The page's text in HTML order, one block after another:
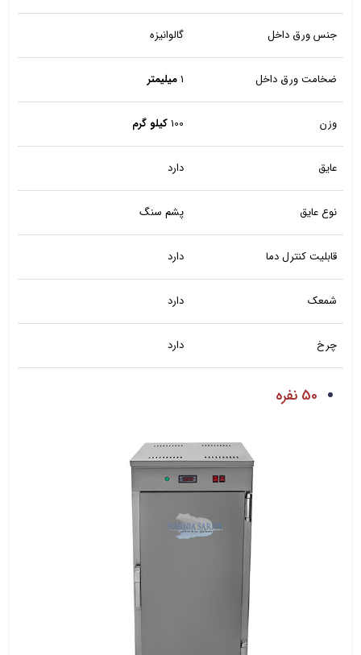
جنس ورق داخل گالوانیزه
ضخامت ورق داخل 1میلیمتر
وزن 100کیلو گرم
عایق دارد
نوع عایق پشم سنگ
قابلیت کنترل دما دارد
شمعک دارد
چرخ دارد
50 نفره